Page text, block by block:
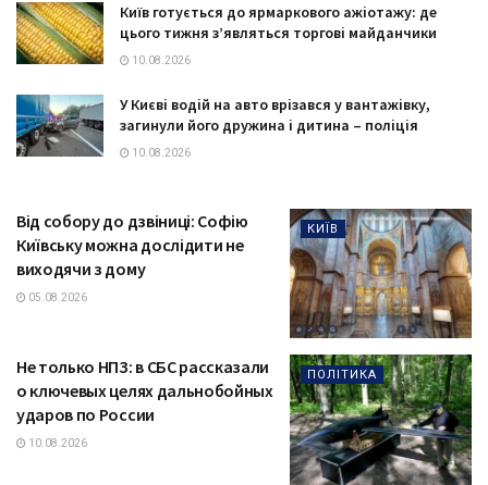
Київ готується до ярмаркового ажіотажу: де
цього тижня з’являться торгові майданчики
10.08.2026
У Києві водій на авто врізався у вантажівку,
загинули його дружина і дитина – поліція
10.08.2026
КИЇВ
Від собору до дзвіниці: Софію
Київську можна дослідити не
виходячи з дому
05.08.2026
ПОЛІТИКА
Не только НПЗ: в СБС рассказали
о ключевых целях дальнобойных
ударов по России
10.08.2026